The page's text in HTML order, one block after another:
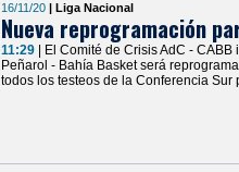
16/11/20 | Liga Nacional
Nueva reprogramación
11:29
| El Comité de Crisis AdC -
Peñarol - Bahía Basket será
todos los testeos de la Conferencia